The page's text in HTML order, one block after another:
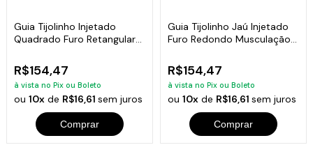
Guia Tijolinho Injetado
Quadrado Furo Retangular
R$154,47
à vista no Pix ou Boleto
ou10x de R$16,61sem juros
Comprar
Guia Tijolinho Jaú Injetado
Furo Redondo Musculação
R$154,47
à vista no Pix ou Boleto
ou 10xde R$16,61 sem juros
Comprar